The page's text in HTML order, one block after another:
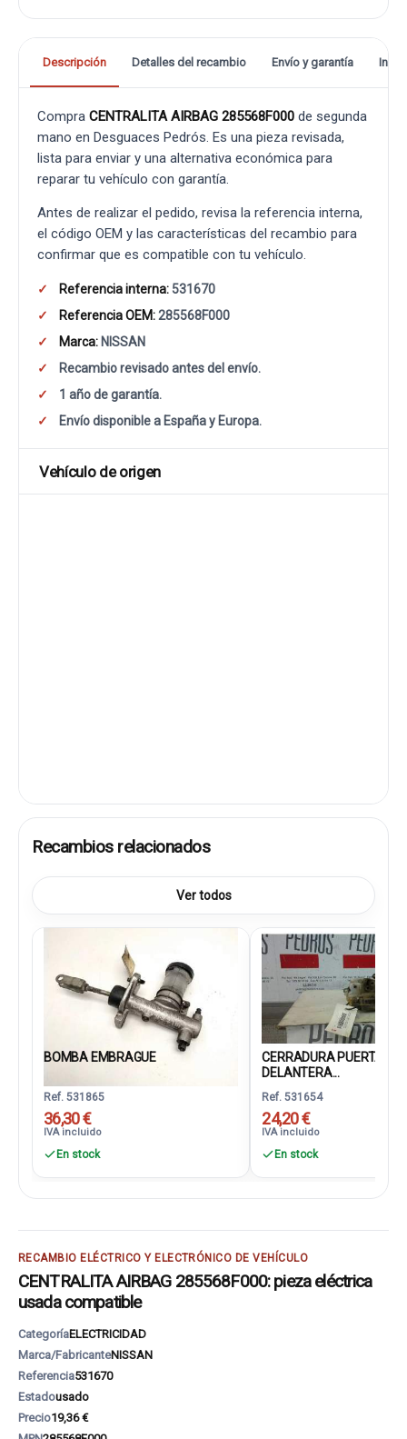
Descripción Detalles del recambio Envío y garantía
Compra CENTRALITA AIRBAG 285568F000 de segunda
mano en Desguaces Pedrós. Es una pieza revisada,
lista para enviar y una alternativa económica para
reparar tu vehículo con garantía.
Antes de realizar el pedido, revisa la referencia interna,
el código OEM y las características del recambio para
confirmar que es compatible con tu vehículo.
Referencia interna: 531670
Referencia OEM:285568F000
Marca: NISSAN
Recambio revisado antes del envío.
1 año de garantía.
Envío disponible a España y Europa.
Vehículo de origen
Recambios relacionados
Ver todos
BOMBA EMBRAGUE
Ref. 531865
36,30 €
IVA incluido
En stock
CERRADURA PUERTA
DELANTERA...
Ref. 531654
24,20 €
IVA incluido
En stock
RECAMBIO ELÉCTRICO Y ELECTRÓNICO DE VEHÍCULO
CENTRALITA AIRBAG 285568F000: pieza eléctrica
usada compatible
CategoríaELECTRICIDAD
Marca/FabricanteNISSAN
Referencia531670
Estadousado
Precio19,36 €